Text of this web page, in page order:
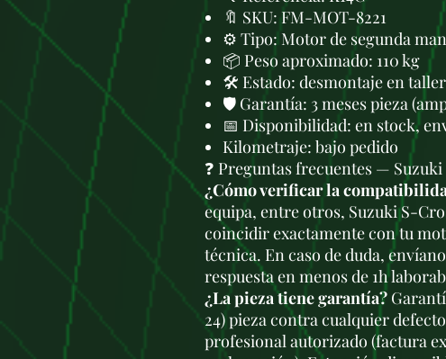
🔖 SKU: FM-MOT-8221
⚙️ Tipo: Motor de segunda
📦 Peso aproximado: 110 kg
🛠 Estado: desmontaje en
🛡️ Garantía: 3 meses pieza
📅 Disponibilidad: en stock,
Kilometraje: bajo pedido
❓ Preguntas frecuentes — Suzuki
¿Cómo verificar la
equipa, entre otros, Suzuki S-
coincidir exactamente con tu
técnica. En caso de duda,
respuesta en menos de 1h
¿La pieza tiene garantía?
24) pieza contra cualquier
profesional autorizado (factura